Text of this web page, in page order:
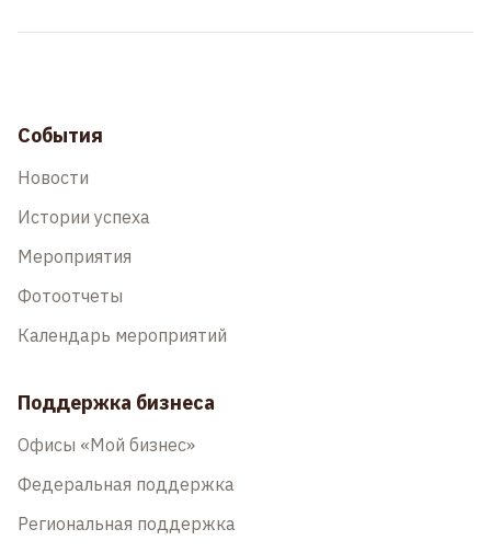
События
Новости
Истории успеха
Мероприятия
Фотоотчеты
Календарь мероприятий
Поддержка бизнеса
Офисы «Мой бизнес»
Федеральная поддержка
Региональная поддержка